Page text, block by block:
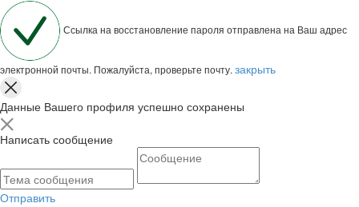
Ссылка на восстановление пароля отправлена на Ваш адрес
электронной почты. Пожалуйста, проверьте почту. закрыть
Данные Вашего профиля успешно сохранены
Написать сообщение
Отправить